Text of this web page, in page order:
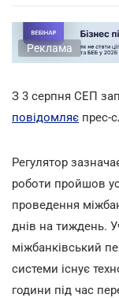
Реклама
З 3 серпня СЕП
повідомляє прес-
Регулятор
роботи пройшов
проведення
днів на тиждень.
міжбанківський
системи існує
години під час